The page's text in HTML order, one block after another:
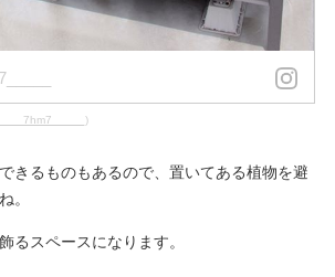
きるものもあるので、置いてある植物を避
。
るスペースになります。